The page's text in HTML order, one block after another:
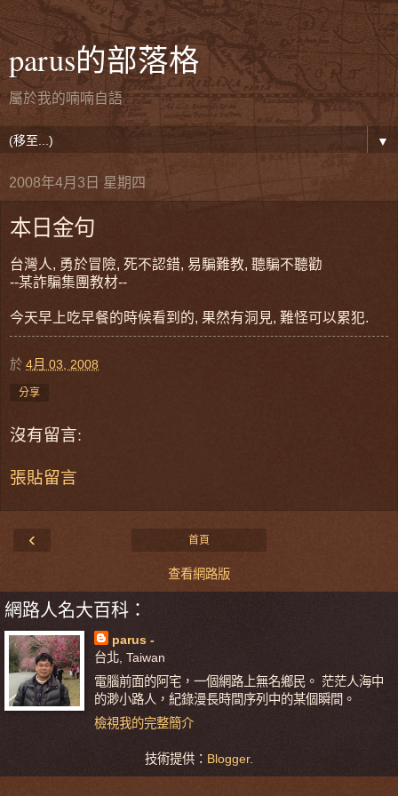
parus的部落格
屬於我的喃喃自語
▼
2008年4月3日 星期四
本日金句
台灣人, 勇於冒險, 死不認錯, 易騙難教, 聽騙不聽勸
--某詐騙集團教材--
今天早上吃早餐的時候看到的, 果然有洞見, 難怪可以累犯.
於 4月 03, 2008
分享
沒有留言:
張貼留言
‹ 首頁
查看網路版
網路人名大百科：
parus -
台北, Taiwan
電腦前面的阿宅，一個網路上無名鄉民。 茫茫人海中
的渺小路人，紀錄漫長時間序列中的某個瞬間。
檢視我的完整簡介
技術提供： Blogger.